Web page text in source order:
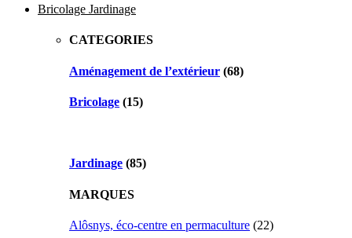
Bricolage Jardinage
CATEGORIES
Aménagement de l’extérieur (68)
Bricolage (15)
Jardinage (85)
MARQUES
Alôsnys, éco-centre en permaculture (22)